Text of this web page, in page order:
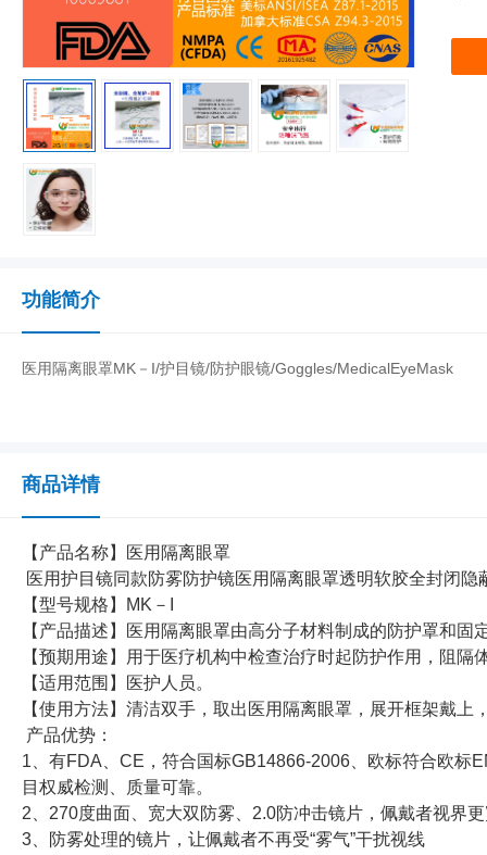
功能简介
医用隔离眼罩MK－Ι/护目镜/防护眼镜/Goggles/MedicalEyeMask
商品详情
【产品名称】医用隔离眼罩
医用护目镜同款防雾防护镜医用隔离眼罩透明软胶全封闭隐
【型号规格】MK－Ι
【产品描述】医用隔离眼罩由高分子材料制成的防护罩和
【预期用途】用于医疗机构中检查治疗时起防护作用，阻隔
【适用范围】医护人员。
【使用方法】清洁双手，取出医用隔离眼罩，展开框架戴
产品优势：
1、有FDA、CE，符合国标GB14866-2006、欧标符合欧标
目权威检测、质量可靠。
2、270度曲面、宽大双防雾、2.0防冲击镜片，佩戴者视界
3、防雾处理的镜片，让佩戴者不再受“雾气”干扰视线